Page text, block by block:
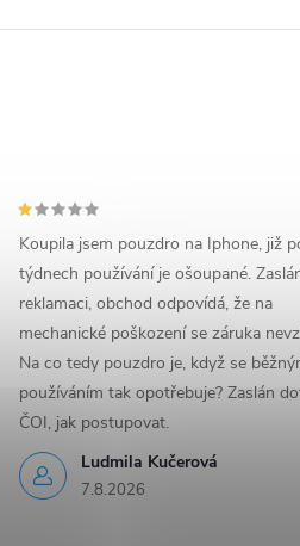
Ludmila Kučerová
7.8.2026
Koupila jsem pouzdro na Iphone, již
týdnech používání je ošoupané.
reklamaci, obchod odpovídá, že na
mechanické poškození se záruka
Na co tedy pouzdro je, když se
používáním tak opotřebuje? Zaslán
ČOI, jak postupovat.